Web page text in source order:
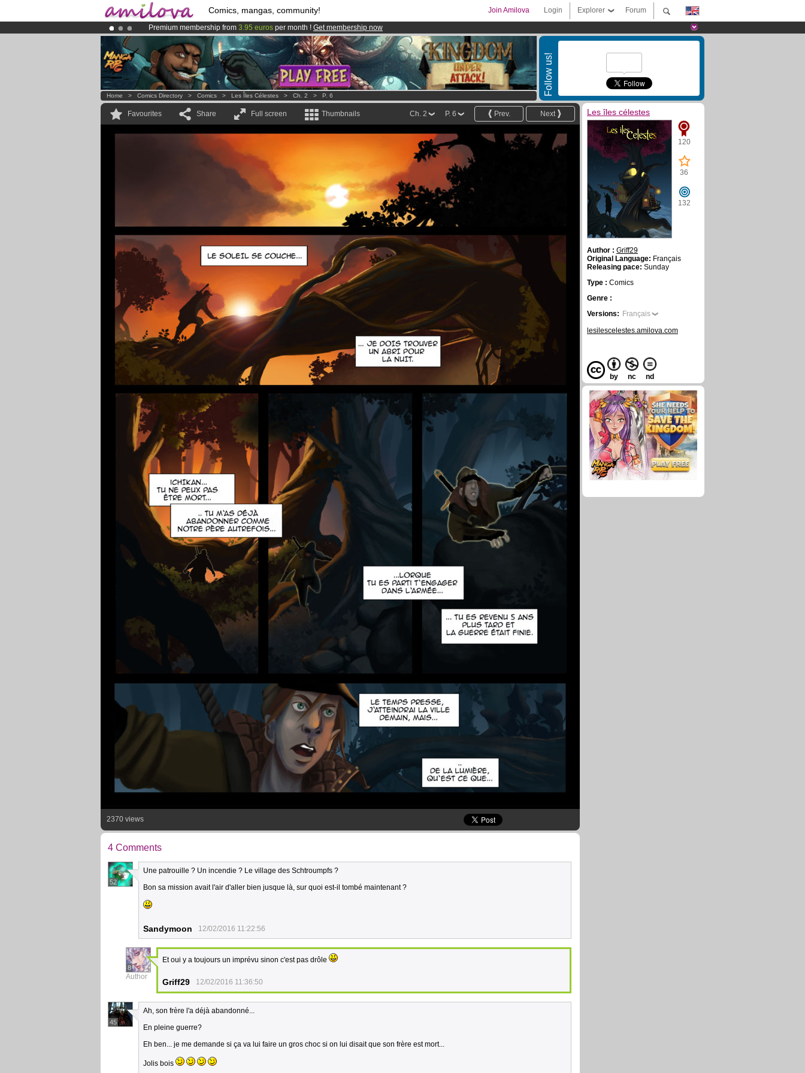
Comics, mangas, community! Forum
Explorer
Login
Join Amilova
Premium membership from 3.95 euros per month ! Get membership now
AmilovaKickstarter is now LIVE!.
Already 100000 membersand 1000 comics & mangas!.
Follow us!
Home > Comics Directory > Comics > Les Îles Célestes > Ch. 2 > P. 6
Favourites Share Full screen Thumbnails Next
Prev.
P. 6
Ch. 2
2370 views
4 Comments
52
Une patrouille ? Un incendie ? Le village des Schtroumpfs ?
Bon sa mission avait l'air d'aller bien jusque là, sur quoi est-il tombé maintenant ?
Sandymoon 12/02/2016 11:22:56
8
Author
Et oui y a toujours un imprévu sinon c'est pas drôle
Griff29 12/02/2016 11:36:50
45
Ah, son frère l'a déjà abandonné...
En pleine guerre?
Eh ben... je me demande si ça va lui faire un gros choc si on lui disait que son frère est mort...
Jolis bois
Les îles célestes
120
36
132
Author : Griff29
Original Language: Français
Releasing pace: Sunday
Type : Comics
Genre :
Versions: Français
lesilescelestes.amilova.com
by nc nd